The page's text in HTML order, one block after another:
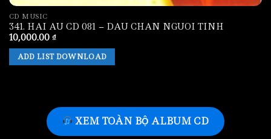
CD MUSIC
341. HAI AU CD 081 – DAU CHAN NGUOI TINH
10,000.00 ₫
ADD LIST DOWNLOAD
XEM TOÀN BỘ ALBUM CD